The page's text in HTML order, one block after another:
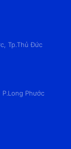
Tp.Thủ Đức
Phước